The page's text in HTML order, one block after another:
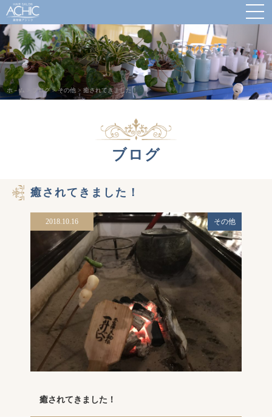
ホ－ム ブログ>その他 >癒されてきました！
ブログ
癒されてきました！
2018.10.16 その他
癒されてきました！